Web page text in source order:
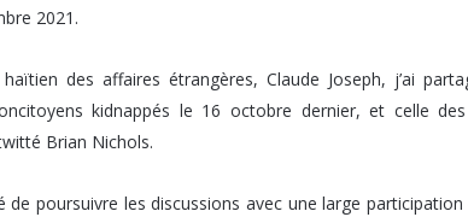
2021.
des affaires étrangères, Claude Joseph, j’ai
kidnappés le 16 octobre dernier, et celle
Brian Nichols.
de poursuivre les discussions avec une large